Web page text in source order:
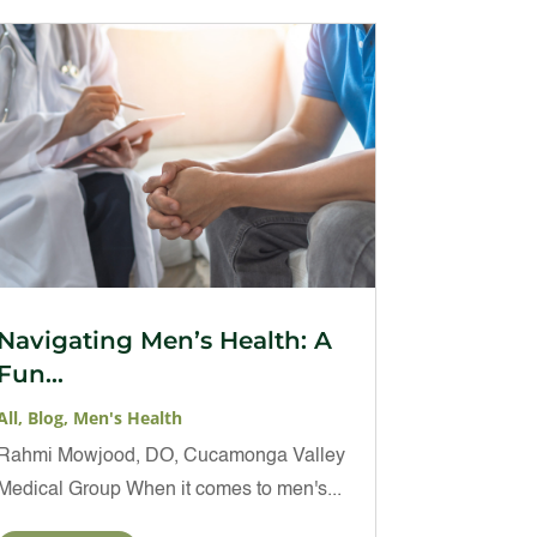
Men’s Health: A
, Blog, Men's Health
Mowjood, DO, Cucamonga Valley
Group When it comes to men's...